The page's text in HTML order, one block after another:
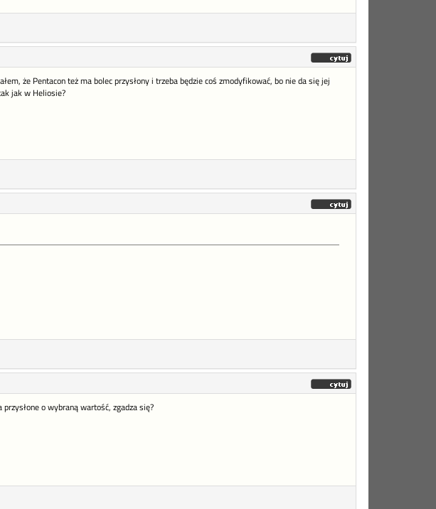
że Pentacon też ma bolec przysłony i trzeba będzie coś zmodyfikować, bo nie da się jej
jak w Heliosie?
o wybraną wartość, zgadza się?